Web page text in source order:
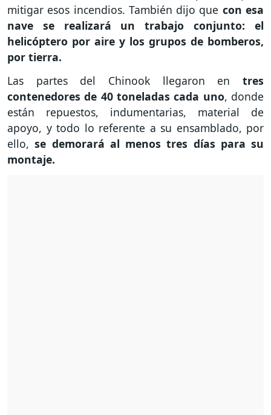
mitigar esos incendios. También dijo que con esa
nave se realizará un trabajo conjunto: el
helicóptero por aire y los grupos de bomberos,
por tierra.
Las partes del Chinook llegaron en tres
contenedores de 40 toneladas cada uno, donde
están repuestos, indumentarias, material de
apoyo, y todo lo referente a su ensamblado, por
ello, se demorará al menos tres días para su
montaje.